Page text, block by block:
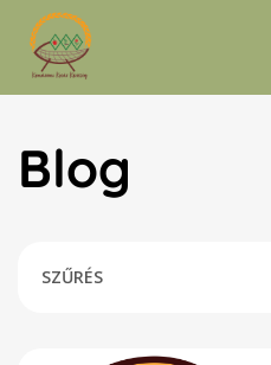
Blog
SZŰRÉS